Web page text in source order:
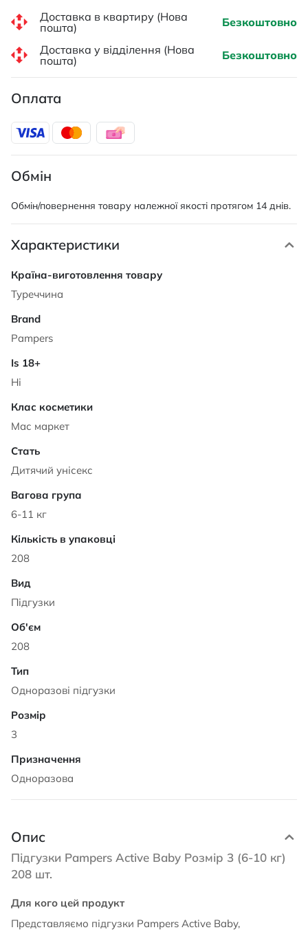
Доставка в квартиру (Нова
пошта)
Безкоштовно
Доставка у відділення (Нова
пошта)
Безкоштовно
Оплата
Обмін
Обмін/повернення товару належної якості протягом 14 днів.
Характеристики
Характеристики
Туреччина
Pampers
Ні
Мас маркет
Дитячий унісекс
6-11 кг
208
Підгузки
208
Одноразові підгузки
3
Одноразова
Опис
Підгузки Pampers Active Baby Розмір 3 (6-10 кг)
208 шт.
Для кого цей продукт
Представляємо підгузки Pampers Active Baby,